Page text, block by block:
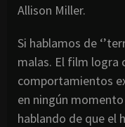
Allison Miller.
Si hablamos de
malas. El film logra
comportamientos
en ningún
hablando de que el